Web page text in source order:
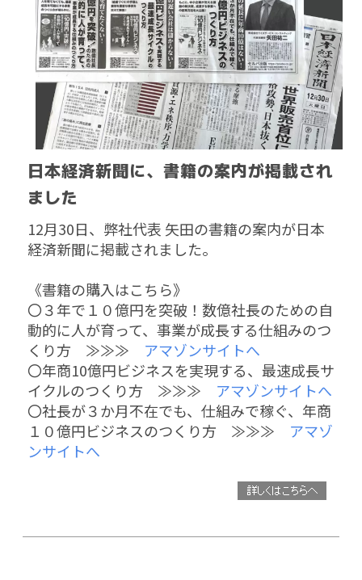
日本経済新聞に、書籍の案内が掲載され
ました
12月30日、弊社代表 矢田の書籍の案内が日本
経済新聞に掲載されました。
《書籍の購入はこちら》
〇３年で１０億円を突破！数億社長のための自
動的に人が育って、事業が成長する仕組みのつ
くり方 ≫≫≫ アマゾンサイトへ
〇年商10億円ビジネスを実現する、最速成長サ
イクルのつくり方 ≫≫≫ アマゾンサイトへ
〇社長が３か月不在でも、仕組みで稼ぐ、年商
１０億円ビジネスのつくり方 ≫≫≫ アマゾ
ンサイトへ